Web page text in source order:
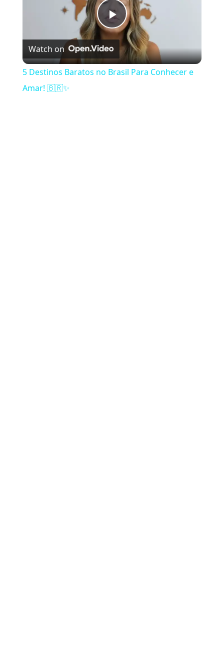
Play Video
Watch on
5 Destinos Baratos no Brasil Para Conhecer e
Amar! 🇧🇷✨